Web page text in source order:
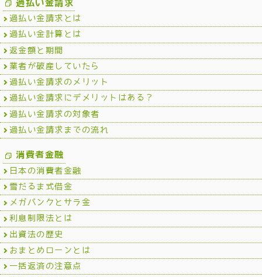
過払い金請求
過払い金請求とは
過払い金計算とは
返金額と期間
業者が破産していたら
過払い金請求のメリット
過払い金請求にデメリットはある？
過払い金請求の対象者
過払い金請求までの流れ
消費者金融
日本の消費者金融
雪だるま式借金
メガバンクとサラ金
利息制限法とは
出資法の歴史
おまとめローンとは
一括返済の注意点